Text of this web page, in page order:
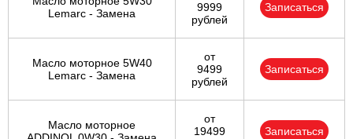
Lemarc - Замена
9999
рублей
Записаться
Масло моторное 5W40
Lemarc - Замена
от
9499
рублей
Записаться
Масло моторное
от
19499
Записаться